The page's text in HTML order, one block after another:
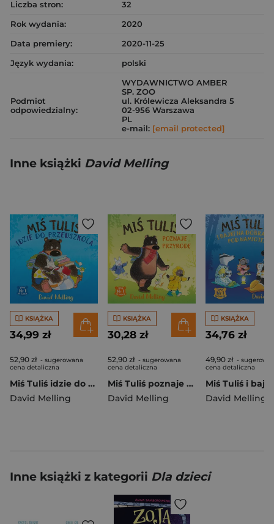
Liczba stron:
32
Rok wydania:
2020
Data premiery:
2020-11-25
Język wydania:
polski
Podmiot
odpowiedzialny:
WYDAWNICTWO AMBER
SP. ZOO
ul. Królewicza Aleksandra 5
02-956 Warszawa
PL
e-mail: [email protected]
Inne książki David Melling
KSIĄŻKA
34,99 zł
52,90 zł - sugerowana
cena detaliczna
Miś Tuliś idzie do przedszkola wyd. 2
David Melling
KSIĄŻKA
30,28 zł
52,90 zł - sugerowana
cena detaliczna
Miś Tuliś poznaje przyrodę wyd. 2026
David Melling
KSIĄŻKA
34,76 zł
49,90 zł -
cena detaliczna
David Melling
Inne książki z kategorii Dla dzieci